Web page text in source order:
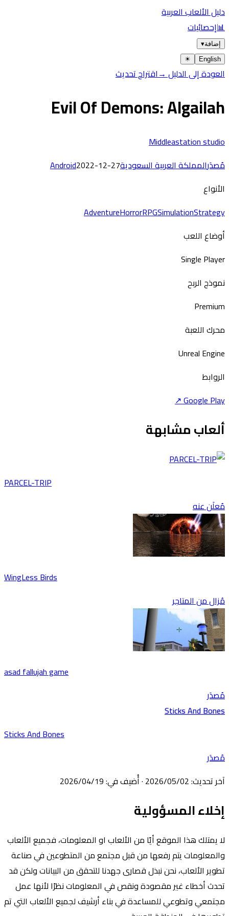
دليل الألعاب العربية
📊إحصائيات
إضافة▾
English
☀︎
العودة إلى الدليل →اقتراح تحديث
Evil Of Demons: Algailah
Middleastation studio
مُصدَرالمملكة العربية السعودية Android2022-12-27
الأنواع
AdventureHorrorRPGSimulationStrategy
أوضاع اللعب
Single Player
نموذج الربح
Premium
محرك اللعبة
Unreal Engine
الروابط
Google Play
↗
ألعاب مشابهة
PARCEL-TRIP
مُعلَن عنه
WingLess Birds
مُزال من المتاجر
asad fallujah game
مُصدَر
Sticks And Bones
Sticks And Bones
مُصدَر
آخر تحديث:
02‏/05‏/2026
·أُضيف في:
19‏/04‏/2026
إخلاء المسؤولية
لا يمتلك هذا الموقع أيًا من الألعاب او المعلومات، فجميع الألعاب
والمعلومات يتم رفعها من قبل مجتمع من المتطوعين في صناعة
تطوير الألعاب، نحن نبذل قصارى جهدنا للتحقق من البيانات ولكن قد
تحدث أخطاء غير مقصودة ونقص في المعلومات نظرًا لأنها عمل
مجتمعي وتطوعي للمساعدة في بناء أرشيف لجميع الألعاب التي تم